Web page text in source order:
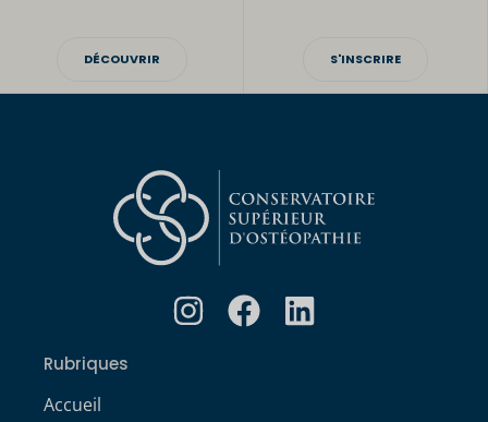
DÉCOUVRIR S'INSCRIRE
Rubriques
Accueil